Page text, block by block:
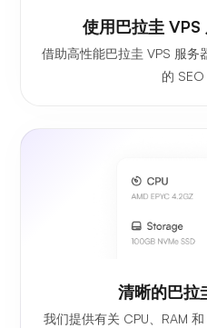
使用巴拉圭 VPS
借助高性能巴拉圭 VPS 服务
的 SEO
清晰的巴拉
我们提供有关 CPU、RAM